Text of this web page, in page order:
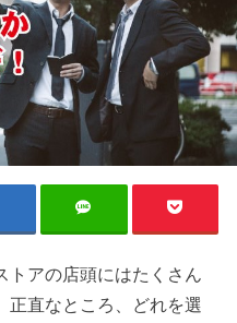
トアの店頭にはたくさん
正直なところ、どれを選